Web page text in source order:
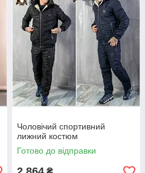
Чоловічий спортивний
лижний костюм
Готово до відправки